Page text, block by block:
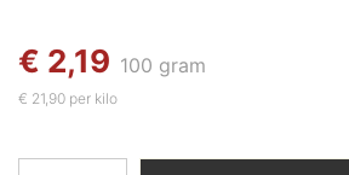
€ 2,19 100 gram
€ 21,90 per kilo